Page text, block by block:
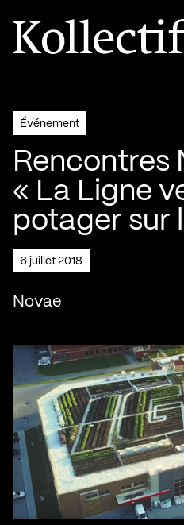
Aller à la page d'accueil
Logo Kollectif
Événement
Rencontres
« La Ligne
potager sur
6 juillet 2018
Novae